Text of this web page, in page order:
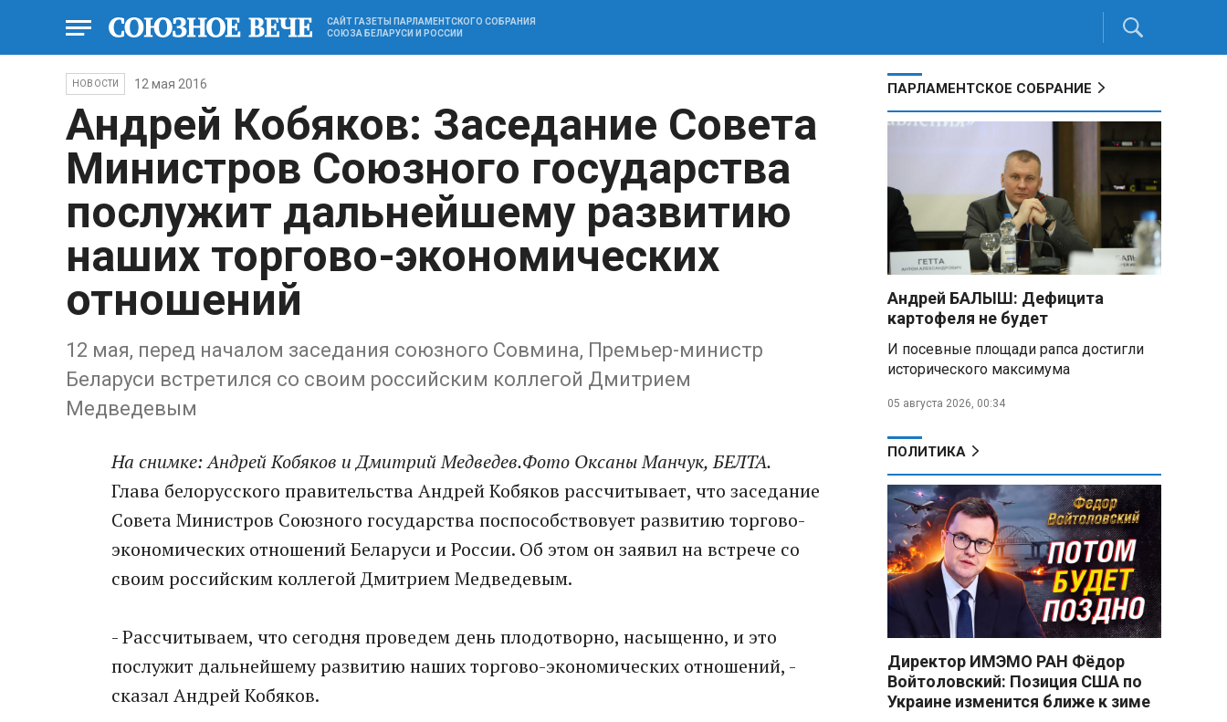
САЙТ ГАЗЕТЫ ПАРЛАМЕНТСКОГО СОБРАНИЯ
СОЮЗА БЕЛАРУСИ И РОССИИ
НОВОСТИ 12 мая 2016
Андрей Кобяков: Заседание Совета
Министров Союзного государства
послужит дальнейшему развитию
наших торгово-экономических
отношений
12 мая, перед началом заседания союзного Совмина, Премьер-министр
Беларуси встретился со своим российским коллегой Дмитрием
Медведевым
На снимке: Андрей Кобяков и Дмитрий Медведев.Фото Оксаны Манчук, БЕЛТА.
Глава белорусского правительства Андрей Кобяков рассчитывает, что заседание
Совета Министров Союзного государства поспособствовует развитию торгово-
экономических отношений Беларуси и России. Об этом он заявил на встрече со
своим российским коллегой Дмитрием Медведевым.
- Рассчитываем, что сегодня проведем день плодотворно, насыщенно, и это
послужит дальнейшему развитию наших торгово-экономических отношений, -
сказал Андрей Кобяков.
ПАРЛАМЕНТСКОЕ СОБРАНИЕ
Андрей БАЛЫШ: Дефицита
картофеля не будет
И посевные площади рапса достигли
исторического максимума
05 августа 2026, 00:34
ПОЛИТИКА
Директор ИМЭМО РАН Фёдор
Войтоловский: Позиция США по
Украине изменится ближе к зиме